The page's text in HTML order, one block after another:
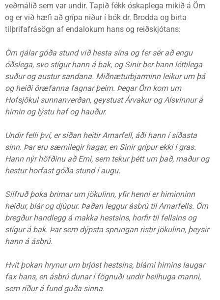
veðmálið sem var undir. Tapið fékk óskaplega mikið á Örn
og er við hæfi að grípa niður í bók dr. Brodda og birta
tilþrifafrásögn af endalokum hans og reiðskjótans:
Örn rjálar góða stund við hesta sína og fer sér að engu
óðslega, svo stígur hann á bak, og Sinir ber hann léttilega
suður og austur sandana. Miðnæturbjarminn leikur um þá
og heiði öræfanna fagnar þeim. Þegar Örn kom um
Hofsjökul sunnanverðan, geystust Árvakur og Alsvinnur á
himin og lýstu haf og hauður.
Undir felli því, er síðan heitir Arnarfell, áði hann í síðasta
sinn. Þar eru sæmilegir hagar, en Sinir grípur ekki í gras.
Hann nýr höfðinu að Erni, sem tekur þétt um það, maður og
hestur horfast góða stund í augu.
Silfruð þoka brimar um jökulinn, yfir henni er himinninn
heiður, blár og djúpur. Þaðan leggur ásbrú til Arnarfells. Örn
bregður handlegg á makka hestsins, horfir til fellsins og
stígur á bak. Þar sem dýpsta sprungan ristir jökulinn, þeysir
hann á ásbrú.
Hvít þokan hrynur um brjóst hestsins, blámi himins laugar
fax hans, en ásbrú dunar í fögnuði undir heilhuga manni,
sem ríður á fund guða sinna.